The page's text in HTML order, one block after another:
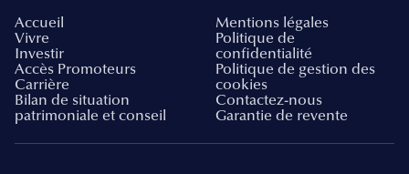
Accueil
Vivre
Investir
Accès Promoteurs
Carrière
Bilan de situation
patrimoniale et conseil
Mentions légales
Politique de
confidentialité
Politique de gestion des
cookies
Contactez-nous
Garantie de revente